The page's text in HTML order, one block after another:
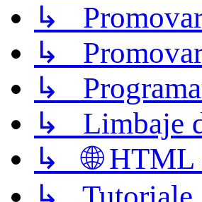
↳
↳
↳
↳ Limbaje
↳ 🌐 HTML